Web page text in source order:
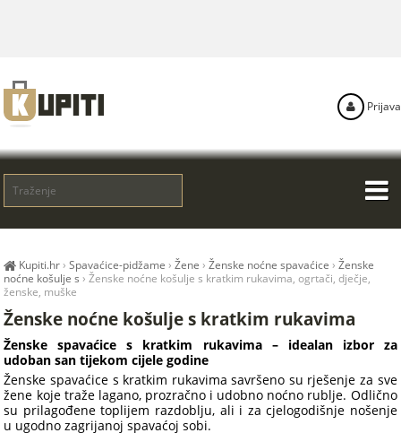
Kupiti.hr›Spavaćice-pidžame ›Žene ›Ženske noćne spavaćice ›Ženske
noćne košulje s ›Ženske noćne košulje s kratkim rukavima, ogrtači, dječje,
ženske, muške
Ženske noćne košulje s kratkim rukavima
Ženske spavaćice s kratkim rukavima – idealan izbor za
udoban san tijekom cijele godine
Ženske spavaćice s kratkim rukavima savršeno su rješenje za sve
žene koje traže lagano, prozračno i udobno noćno rublje. Odlično
su prilagođene toplijem razdoblju, ali i za cjelogodišnje nošenje
u ugodno zagrijanoj spavaćoj sobi.
Prijava